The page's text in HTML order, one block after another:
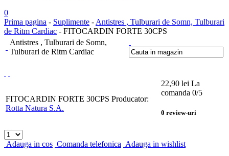
0
Prima pagina - Suplimente - Antistres , Tulburari de Somn, Tulburari
de Ritm Cardiac - FITOCARDIN FORTE 30CPS
Antistres , Tulburari de Somn,
Tulburari de Ritm Cardiac
FITOCARDIN FORTE 30CPS Producator:
Rotta Natura S.A.
22,90 lei La
comanda 0/5
0 review-uri
Adauga in cos Comanda telefonica Adauga in wishlist